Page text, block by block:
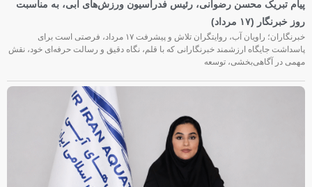
پیام تبریک محسن رضوانی، رئیس فدراسیون ورزش‌های آبی، به مناسبت
روز خبرنگار (۱۷ مرداد)
خبرنگاران؛ راویان آب، روایتگران تلاش و پیشرفت ۱۷ مرداد، فرصتی است برای
پاسداشت جایگاه ارزشمند خبرنگارانی که با قلم، نگاه دقیق و رسالت حرفه‌ای خود، نقش
مهمی در آگاهی‌بخشی، توسعه